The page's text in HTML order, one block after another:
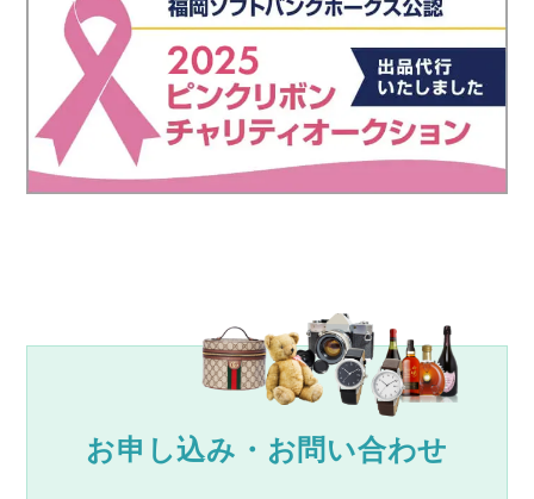
お申し込み・お問い合わせ